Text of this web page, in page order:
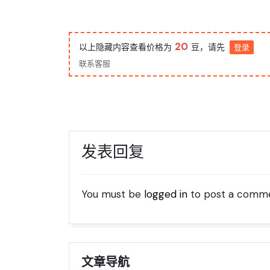
以上隐藏内容查看价格为 20 豆，请先
登录
联系客服
发表回复
You must be logged in to post a
文章导航